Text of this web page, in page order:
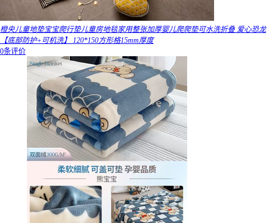
橙央儿童地垫宝宝爬行垫儿童房地毯家用整张加厚婴儿爬爬垫可水洗折叠 爱心恐龙
【底部防护+可机洗】 120*150方形格15mm厚度
0条评价